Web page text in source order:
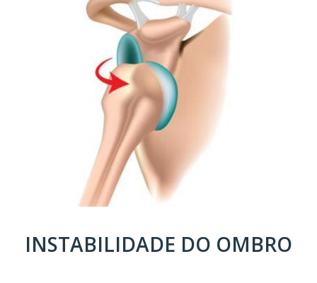
INSTABILIDADE DO OMBRO